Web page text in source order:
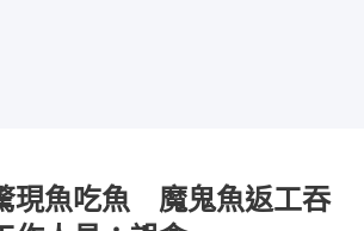
現魚吃魚 魔鬼魚返工吞